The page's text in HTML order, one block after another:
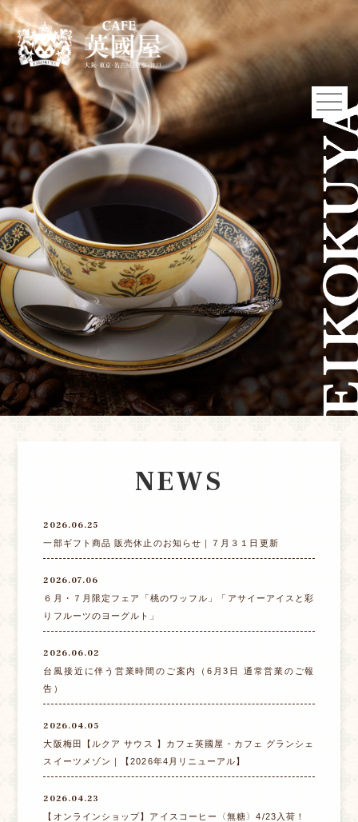
NEWS
2026.06.25
一部ギフト商品 販売休止のお知らせ｜７月３１日更新
2026.07.06
６月・７月限定フェア「桃のワッフル」「アサイーアイスと彩
りフルーツのヨーグルト」
2026.06.02
台風接近に伴う営業時間のご案内（6月3日 通常営業のご報
告）
2026.04.05
大阪梅田【ルクア サウス 】カフェ英國屋・カフェ グランシェ
スイーツメゾン｜【2026年4月リニューアル】
2026.04.23
【オンラインショップ】アイスコーヒー〈無糖〉4/23入荷！